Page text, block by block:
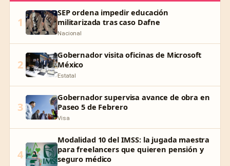
1
SEP ordena impedir educación
militarizada tras caso Dafne
Nacional
2
Gobernador visita oficinas de Microsoft
México
Estatal
3
Gobernador supervisa avance de obra en
Paseo 5 de Febrero
Visa
4
Modalidad 10 del IMSS: la jugada maestra
para freelancers que quieren pensión y
seguro médico